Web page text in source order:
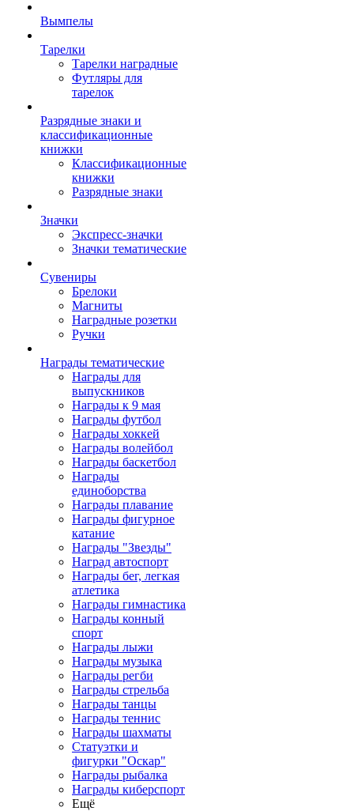
Вымпелы
Тарелки
Тарелки наградные
Футляры для
тарелок
Разрядные знаки и
классификационные
книжки
Классификационные
книжки
Разрядные знаки
Значки
Экспресс-значки
Значки тематические
Сувениры
Брелоки
Магниты
Наградные розетки
Ручки
Награды тематические
Награды для
выпускников
Награды к 9 мая
Награды футбол
Награды хоккей
Награды волейбол
Награды баскетбол
Награды
единоборства
Награды плавание
Награды фигурное
катание
Награды "Звезды"
Наград автоспорт
Награды бег, легкая
атлетика
Награды гимнастика
Награды конный
спорт
Награды лыжи
Награды музыка
Награды регби
Награды стрельба
Награды танцы
Награды теннис
Награды шахматы
Статуэтки и
фигурки "Оскар"
Награды рыбалка
Награды киберспорт
Ещё